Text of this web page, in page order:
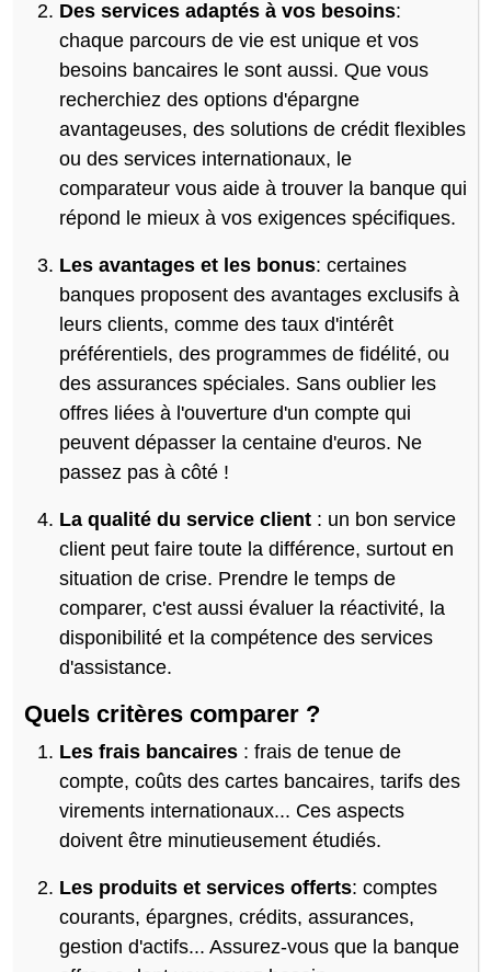
Des services adaptés à vos besoins:
chaque parcours de vie est unique et vos
besoins bancaires le sont aussi. Que vous
recherchiez des options d'épargne
avantageuses, des solutions de crédit flexibles
ou des services internationaux, le
comparateur vous aide à trouver la banque qui
répond le mieux à vos exigences spécifiques.
Les avantages et les bonus: certaines
banques proposent des avantages exclusifs à
leurs clients, comme des taux d'intérêt
préférentiels, des programmes de fidélité, ou
des assurances spéciales. Sans oublier les
offres liées à l'ouverture d'un compte qui
peuvent dépasser la centaine d'euros. Ne
passez pas à côté !
La qualité du service client : un bon service
client peut faire toute la différence, surtout en
situation de crise. Prendre le temps de
comparer, c'est aussi évaluer la réactivité, la
disponibilité et la compétence des services
d'assistance.
Quels critères comparer ?
Les frais bancaires : frais de tenue de
compte, coûts des cartes bancaires, tarifs des
virements internationaux... Ces aspects
doivent être minutieusement étudiés.
Les produits et services offerts: comptes
courants, épargnes, crédits, assurances,
gestion d'actifs... Assurez-vous que la banque